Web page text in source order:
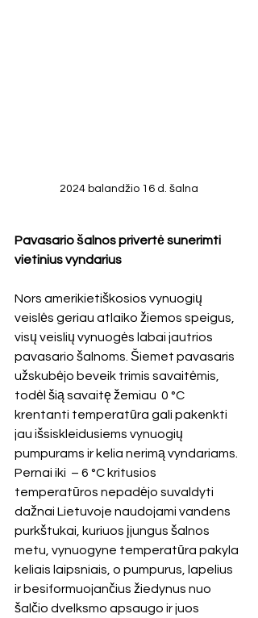
2024 balandžio 16 d. šalna
Pavasario šalnos privertė sunerimti
vietinius vyndarius
Nors amerikietiškosios vynuogių
veislės geriau atlaiko žiemos speigus,
visų veislių vynuogės labai jautrios
pavasario šalnoms. Šiemet pavasaris
užskubėjo beveik trimis savaitėmis,
todėl šią savaitę žemiau  0 °C
krentanti temperatūra gali pakenkti
jau išsiskleidusiems vynuogių
pumpurams ir kelia nerimą vyndariams.
Pernai iki  – 6 °C kritusios
temperatūros nepadėjo suvaldyti
dažnai Lietuvoje naudojami vandens
purkštukai, kuriuos įjungus šalnos
metu, vynuogyne temperatūra pakyla
keliais laipsniais, o pumpurus, lapelius
ir besiformuojančius žiedynus nuo
šalčio dvelksmo apsaugo ir juos